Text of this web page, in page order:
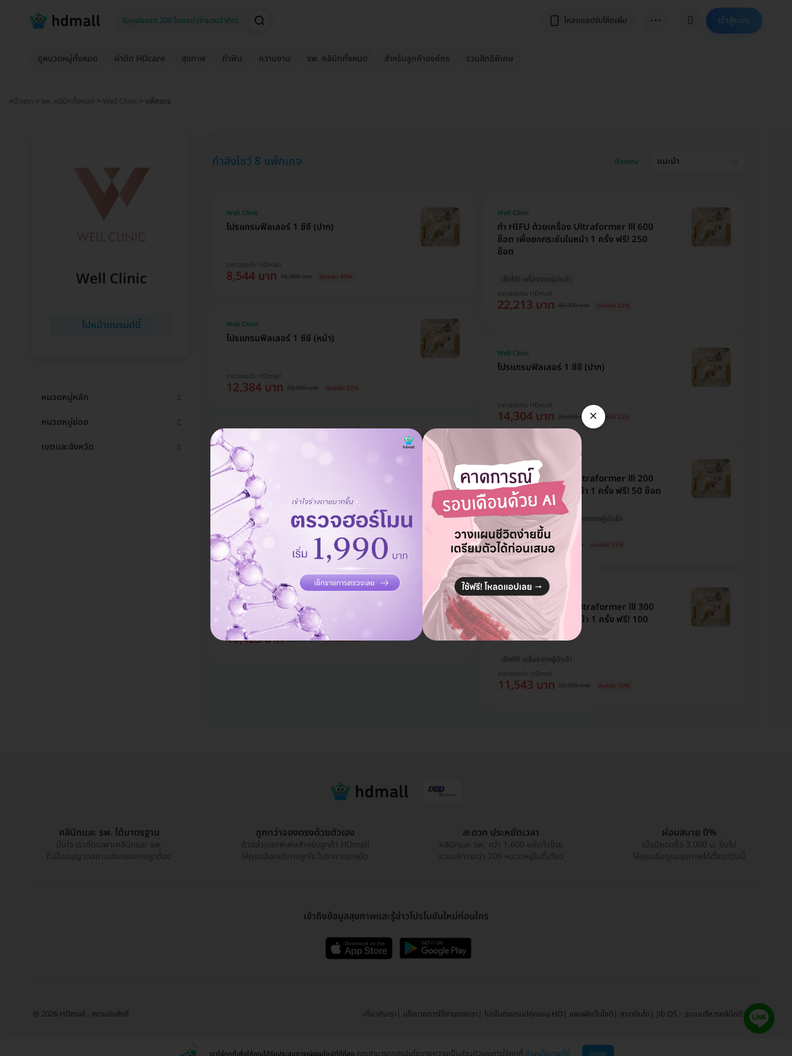
โหลดแอปรับโค้ดเพิ่ม ⋯ เข้าสู่ระบบ
ดูหมวดหมู่ทั้งหมด ผ่าตัด HDcare สุขภาพ ทำฟัน ความงาม รพ. คลินิกทั้งหมด สำหรับลูกค้าองค์กร รวมสิทธิพิเศษ
หน้าแรก > รพ. คลินิกทั้งหมด > Well Clinic > แพ็กเกจ
Well Clinic
ไปหน้าแบรนด์นี้
หมวดหมู่หลัก
หมวดหมู่ย่อย
เขตและจังหวัด
เรียงตาม แนะนำ
กำลังโชว์ 8 แพ็กเกจ
โปรแกรมฟิลเลอร์ 1 ซีซี (ปาก)
Well Clinic
ราคาจองกับ HDmall
8,544 บาท 16,900 บาท ประหยัด 49%
โปรแกรมฟิลเลอร์ 1 ซีซี (หน้า)
Well Clinic
ราคาจองกับ HDmall
12,384 บาท 25,900 บาท ประหยัด 52%
โปรแกรมฟิลเลอร์ 1 ซีซี (ปาก)
ราคาจองกับ HDmall
14,304 บาท 29,900 บาท ประหยัด 52%
เช็กได้! เครื่องจากผู้นำเข้า
ทำ HIFU ด้วยเครื่อง Ultraformer lll 400
ช็อต เพื่อยกกระชับใบหน้า 1 ครั้ง ฟรี! 150
ช็อต
Well Clinic
ราคาจองกับ HDmall
15,423 บาท 29,900 บาท ประหยัด 48%
เช็กได้! เครื่องจากผู้นำเข้า
ทำ HIFU ด้วยเครื่อง Ultraformer lll 600
ช็อต เพื่อยกกระชับใบหน้า 1 ครั้ง ฟรี! 250
ช็อต
Well Clinic
ราคาจองกับ HDmall
22,213 บาท 45,900 บาท ประหยัด 52%
โปรแกรมฟิลเลอร์ 1 ซีซี (ปาก)
Well Clinic
ราคาจองกับ HDmall
14,304 บาท 29,900 บาท ประหยัด 52%
มี HDreview เช็กได้! เครื่องจากผู้นำเข้า
ทำ HIFU ด้วยเครื่อง Ultraformer lll 200
ช็อต เพื่อยกกระชับใบหน้า 1 ครั้ง ฟรี! 50 ช็อต
Well Clinic
ราคาจองกับ HDmall
8,245 บาท 16,900 บาท ประหยัด 51%
เช็กได้! เครื่องจากผู้นำเข้า
ทำ HIFU ด้วยเครื่อง Ultraformer lll 300
ช็อต เพื่อยกกระชับใบหน้า 1 ครั้ง ฟรี! 100
ช็อต
Well Clinic
ราคาจองกับ HDmall
11,543 บาท 22,900 บาท ประหยัด 50%
คลินิกและ รพ. ได้มาตรฐาน
มั่นใจ เราคัดเฉพาะคลินิกและ รพ.
ที่มีใบอนุญาตสถานประกอบการถูกต้อง
ถูกกว่าจองตรงด้วยตัวเอง
ด้วยส่วนลดพิเศษสำหรับลูกค้า HDmall
ให้คุณเลือกบริการถูกใจ ในราคาประหยัด
สะดวก ประหยัดเวลา
คลินิกและ รพ. กว่า 1,600 แห่งทั่วไทย
รวมบริการกว่า 200 หมวดหมู่ในที่เดียว
ผ่อนสบาย 0%
เมื่อมียอดซื้อ 3,000 บ. ขึ้นไป
ให้คุณเริ่มดูแลสุขภาพได้ตั้งแต่วันนี้
เข้าถึงข้อมูลสุขภาพและรู้ข่าวโปรโมชันใหม่ก่อนใคร
@ 2026 HDmall - สงวนลิขสิทธิ์ เกี่ยวกับเรา นโยบายการใช้งานของเรา โปรโมทแบรนด์คุณบน HD แผนผังเว็บไซต์ สาขาอินโด Jib OS – ระบบบริหารคลินิกด้วย AI
×